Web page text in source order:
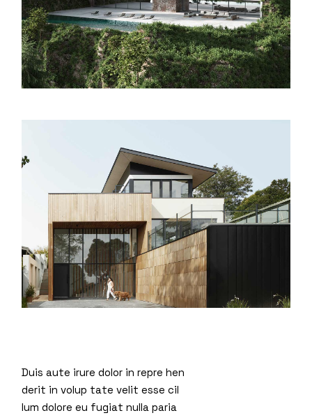
Duis aute irure dolor in repre hen
derit in volup tate velit esse cil
lum dolore eu fugiat nulla paria